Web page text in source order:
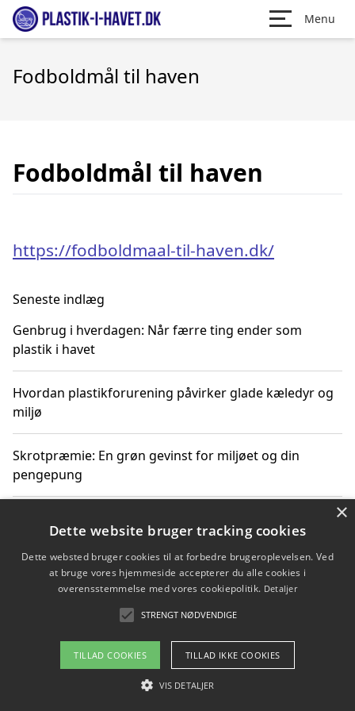
Menu
Fodboldmål til haven
Fodboldmål til haven
https://fodboldmaal-til-haven.dk/
Seneste indlæg
Genbrug i hverdagen: Når færre ting ender som
plastik i havet
Hvordan plastikforurening påvirker glade kæledyr og
miljø
Skrotpræmie: En grøn gevinst for miljøet og din
pengepung
Hvordan blåfade med rist kan hjælpe med at reducere
plastik i havet
Spil kasinospil på et troværdigt online casino: Din
guide til sikker og sjov underholdning
Copyright 2026 - Pilanto Aps
Om / kontakt
×
Dette website bruger tracking cookies
Dette websted bruger cookies til at forbedre brugeroplevelsen. Ved
at bruge vores hjemmeside accepterer du alle cookies i
overensstemmelse med vores cookiepolitik. Detaljer
STRENGT NØDVENDIGE
TILLAD COOKIES TILLAD IKKE COOKIES
VIS DETALJER